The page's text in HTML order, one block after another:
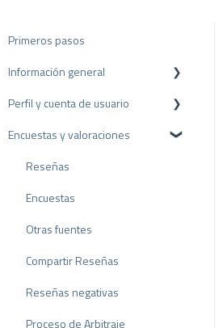
Primeros pasos
Información general
Protección de datos
Paquetes y precios
API
Perfil y cuenta de usuario
Configuración del perfil
Cuenta de usuario
Facturación
Encuestas y valoraciones
Reseñas
Encuestas
Otras fuentes
Compartir Reseñas
Reseñas negativas
Proceso de Arbitraje